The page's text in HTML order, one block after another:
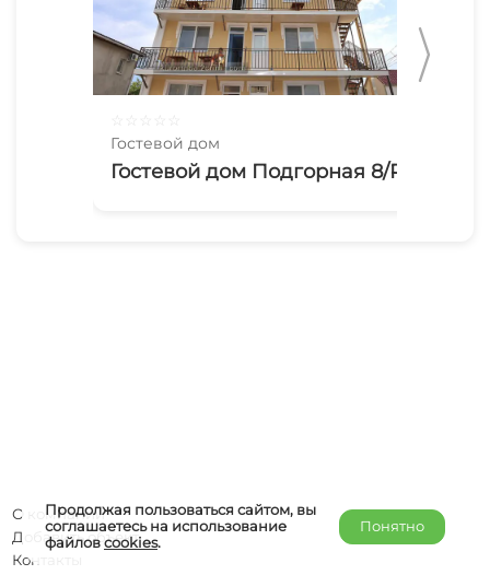
Гостевой дом
Гостевой дом Подгорная 8/Р
Продолжая пользоваться сайтом, вы
соглашаетесь на использование
файловcookies.
Понятно
О компании
Добавить объект
Контакты